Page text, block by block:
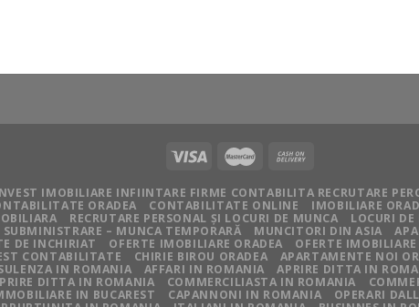
IMOBILIARE INFIINTARE FIRME CONTABILITA RECRUTARE
ORADEA CONTABILITATE ONLINE IMOBILIARE
RECRUTARE PERSONAL ȘI LOCURI DE MUNCA
LOCURI
SUBMINISTRARE – MUNCA TEMPORARĂ
MUNCITORI DIN ASIA
DE INCHIRIAT OFERTE IMOBILIARE ORADEA OFERTE IMOBILIARE
CONTABILITATE CHIRIE BIROU ORADEA APARTAMENTE NOI
IN ROMANIA AFFARI IN ROMANIA APRIRE DITTA IN
DITTA IN ROMANIA COMMERCILIASTA IN ROMANIA
IN BUCAREST CAPANNONI IN ROMANIA OPERARI